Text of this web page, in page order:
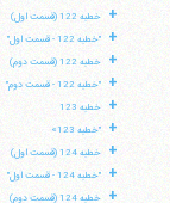
+ خطبه 122 (قسمت اول)
+ "خطبه 122 - قسمت اول"
+ خطبه 122 (قسمت دوم)
+ "خطبه 122 - قسمت دوم"
+ خطبه 123
+ "خطبه 123»
+ خطبه 124 (قسمت اول)
+ "خطبه 124 - قسمت اول"
+ خطبه 124 (قسمت دوم)